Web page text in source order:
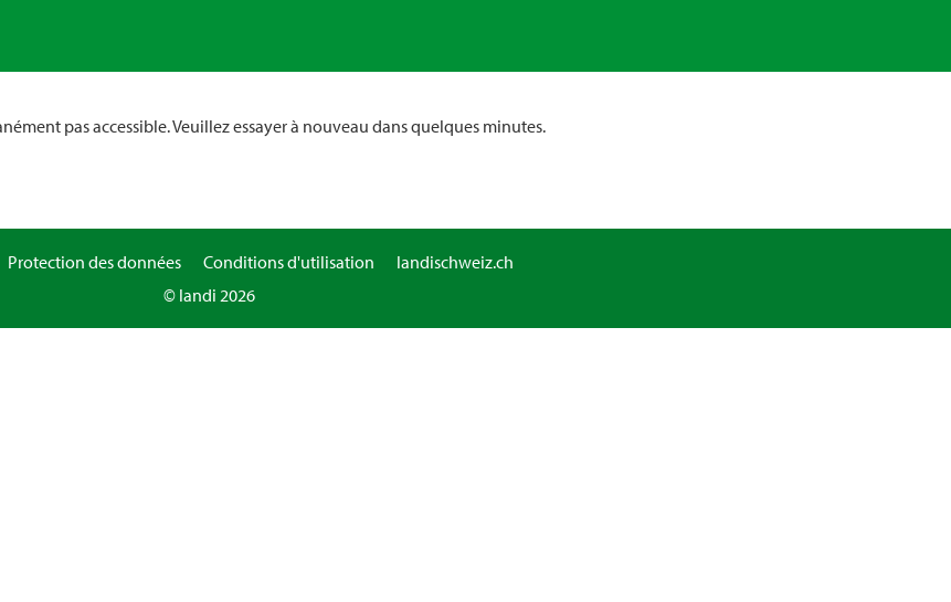
pas accessible. Veuillez essayer à nouveau dans quelques minutes.
Protection des données Conditions d'utilisation
landischweiz.ch
© landi 2026